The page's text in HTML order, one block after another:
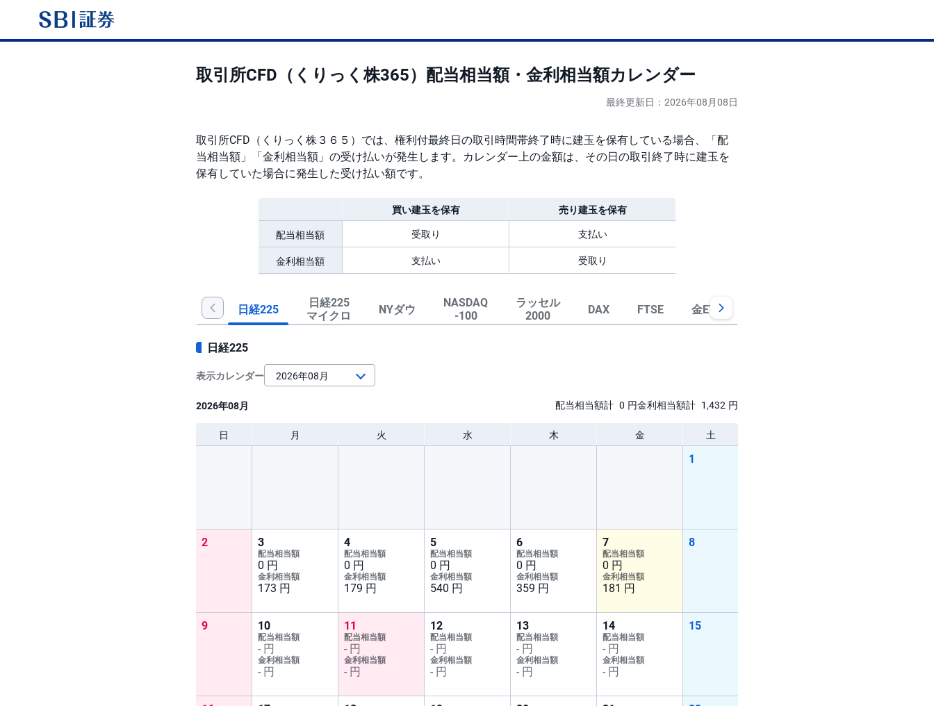
取引所CFD（くりっく株365）配当相当額・金利相当額カレンダー
最終更新日：2026年08月08日
取引所CFD（くりっく株３６５）では、権利付最終日の取引時間帯終了時に建玉を保有している場合、「配
当相当額」「金利相当額」の受け払いが発生します。カレンダー上の金額は、その日の取引終了時に建玉を
保有していた場合に発生した受け払い額です。
買い建玉を保有
売り建玉を保有
配当相当額
受取り
支払い
金利相当額
支払い 受取り
日経225
日経225
マイクロ
NYダウ
NASDAQ
-100
ラッセル
2000
DAX FTSE 金ETF
日経225
表示カレンダー
2026年08月 配当相当額計 0 円金利相当額計 1,432 円